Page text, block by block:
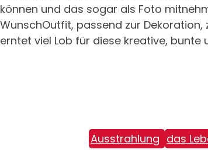
können und das sogar als Foto
WunschOutfit, passend zur
erntet viel Lob für diese kreative, bunte
Ausstrahlung das